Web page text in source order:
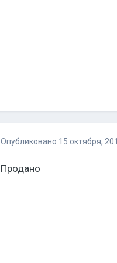
Опубликовано 15 октября,
Продано